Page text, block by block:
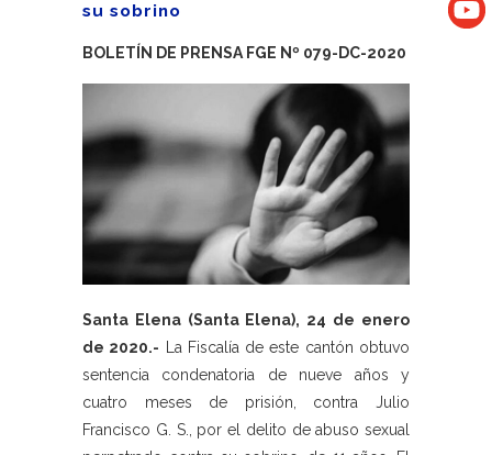
su sobrino
BOLETÍN DE PRENSA FGE Nº 079-DC-2020
Santa Elena (Santa Elena), 24 de enero
de 2020.- La Fiscalía de este cantón obtuvo
sentencia condenatoria de nueve años y
cuatro meses de prisión, contra Julio
Francisco G. S., por el delito de abuso sexual